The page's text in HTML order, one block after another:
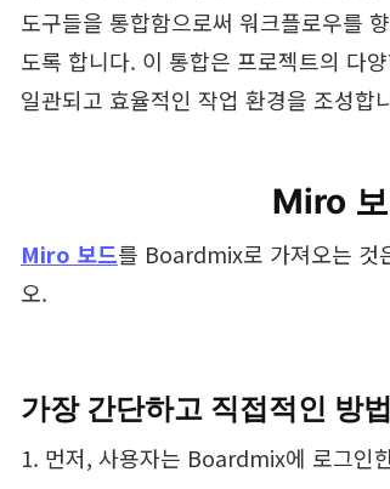
도구들을 통합함으로써 워크플로우를
도록 합니다. 이 통합은 프로젝트의 다
일관되고 효율적인 작업 환경을 조성합
Miro
Miro 보드를 Boardmix로 가져오는 것
오.
가장 간단하고 직접적인 방
1. 먼저, 사용자는 Boardmix에 로그인